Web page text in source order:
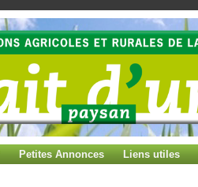
Petites Annonces Liens utiles